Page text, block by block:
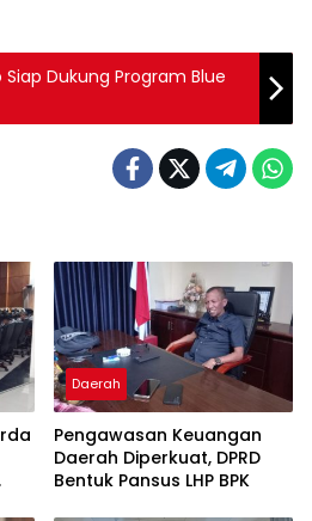
Dukung Program Blue
Daerah
Pengawasan Keuangan
Daerah Diperkuat, DPRD
Bentuk Pansus LHP BPK